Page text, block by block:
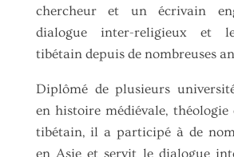
chercheur et un écrivain
dialogue inter-religieux et
tibétain depuis de nombreuses
Diplômé de plusieurs
en histoire médiévale, théologie
tibétain, il a participé à de
en Asie et servit le dialogue